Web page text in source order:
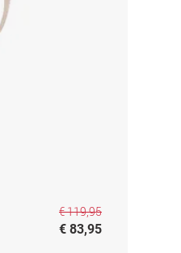
€ 119,95
€ 83,95